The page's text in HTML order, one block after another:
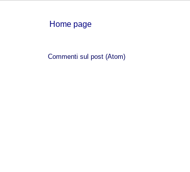
Home page
Commenti sul post (Atom)